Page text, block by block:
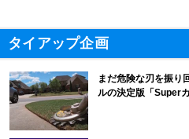
タイアップ企画
まだ危険な刃を振り
ルの決定版「Super